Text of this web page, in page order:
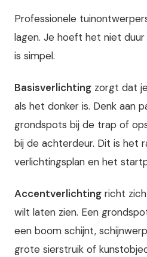
Professionele
lagen. Je hoeft het niet
is simpel.
Basisverlichting zorgt dat
als het donker is. Denk aan
grondspots bij de trap of
bij de achterdeur. Dit is het
verlichtingsplan en het
Accentverlichting richt
wilt laten zien. Een
een boom schijnt,
grote sierstruik of